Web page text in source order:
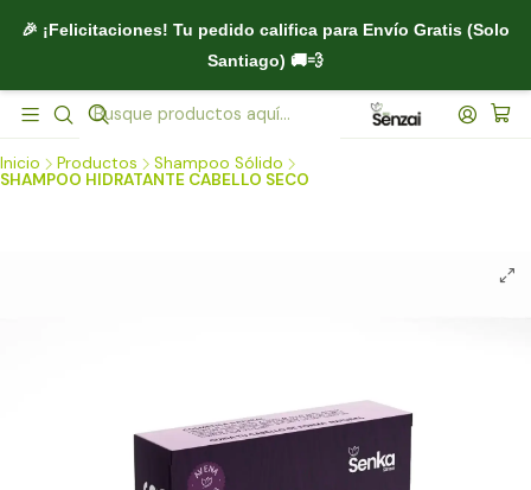
🎉 ¡Felicitaciones! Tu pedido califica para Envío Gratis (Solo
Santiago) 🚚💨
Inicio Productos
Shampoo Sólido
SHAMPOO HIDRATANTE CABELLO SECO